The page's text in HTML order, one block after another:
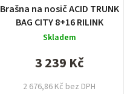
Brašna na nosič ACID TRUNK
BAG CITY 8+16 RILINK
Skladem
2 676,86 Kč bez DPH
3 239 Kč